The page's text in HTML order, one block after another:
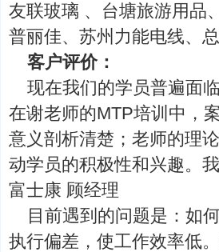
友联玻璃 、台塘旅游用品
普丽佳、苏州力能电线、
客户评价：
现在我们的学员普遍面
在谢老师的MTP培训中，
意义剖析清楚；老师的理
动学员的积极性和兴趣。
富士康 顾经理
目前遇到的问题是：如
执行偏差，使工作效率低